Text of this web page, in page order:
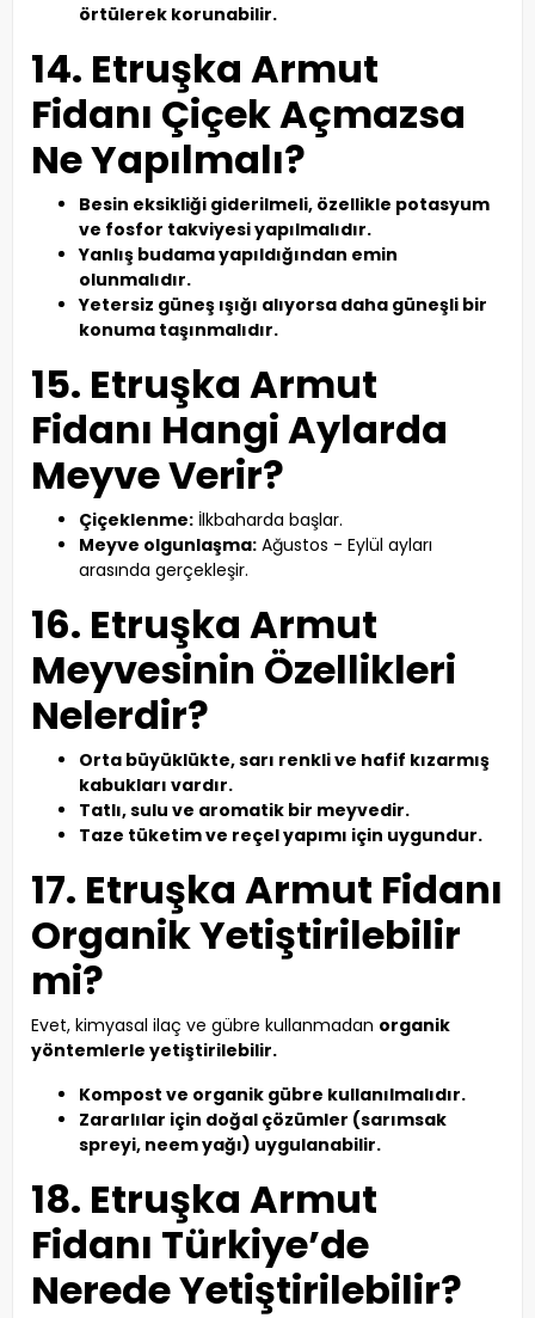
örtülerek korunabilir.
14. Etruşka Armut
Fidanı Çiçek Açmazsa
Ne Yapılmalı?
Besin eksikliği giderilmeli, özellikle potasyum
ve fosfor takviyesi yapılmalıdır.
Yanlış budama yapıldığından emin
olunmalıdır.
Yetersiz güneş ışığı alıyorsa daha güneşli bir
konuma taşınmalıdır.
15. Etruşka Armut
Fidanı Hangi Aylarda
Meyve Verir?
Çiçeklenme: İlkbaharda başlar.
Meyve olgunlaşma: Ağustos - Eylül ayları
arasında gerçekleşir.
16. Etruşka Armut
Meyvesinin Özellikleri
Nelerdir?
Orta büyüklükte, sarı renkli ve hafif kızarmış
kabukları vardır.
Tatlı, sulu ve aromatik bir meyvedir.
Taze tüketim ve reçel yapımı için uygundur.
17. Etruşka Armut Fidanı
Organik Yetiştirilebilir
mi?
Evet, kimyasal ilaç ve gübre kullanmadan organik
yöntemlerle yetiştirilebilir.
Kompost ve organik gübre kullanılmalıdır.
Zararlılar için doğal çözümler (sarımsak
spreyi, neem yağı) uygulanabilir.
18. Etruşka Armut
Fidanı Türkiye’de
Nerede Yetiştirilebilir?